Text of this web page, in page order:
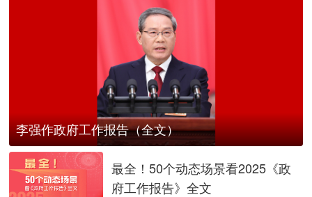
李强作政府工作报告（全文）
最全！50个动态场景看2025《政
府工作报告》全文